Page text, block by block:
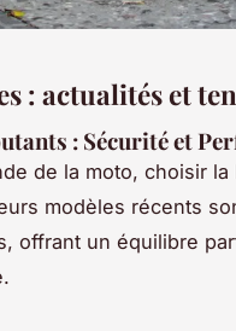
: actualités et
: Sécurité et
de la moto, choisir
modèles récents
offrant un équilibre